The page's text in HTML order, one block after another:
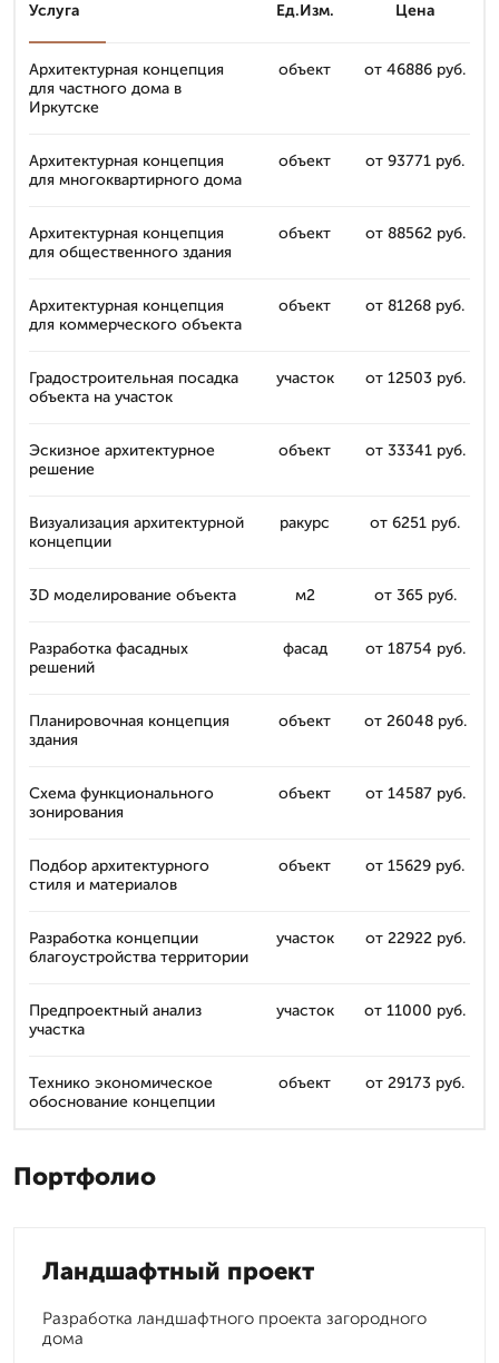
Услуга Ед.Изм. Цена
Архитектурная концепция
для частного дома в
Иркутске
объект от 46886 руб.
Архитектурная концепция
для многоквартирного дома
объект от 93771 руб.
Архитектурная концепция
для общественного здания
объект от 88562 руб.
Архитектурная концепция
для коммерческого объекта
объект от 81268 руб.
Градостроительная посадка
объекта на участок
участок от 12503 руб.
Эскизное архитектурное
решение
объект от 33341 руб.
Визуализация архитектурной
концепции
ракурс от 6251 руб.
3D моделирование объекта м2 от 365 руб.
Разработка фасадных
решений
фасад от 18754 руб.
Планировочная концепция
здания
объект от 26048 руб.
Схема функционального
зонирования
объект от 14587 руб.
Подбор архитектурного
стиля и материалов
объект от 15629 руб.
Разработка концепции
благоустройства территории
участок от 22922 руб.
Предпроектный анализ
участка
участок от 11000 руб.
Технико экономическое
обоснование концепции
объект от 29173 руб.
Портфолио
Ландшафтный проект
Разработка ландшафтного проекта загородного
дома